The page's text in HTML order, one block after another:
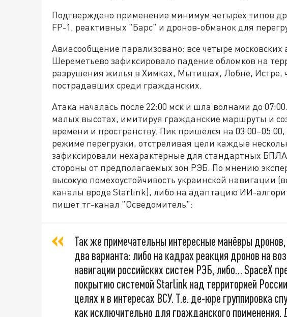
Подтверждено применение минимум четырёх типов
FP-1, реактивных "Барс" и дронов-обманок для
Авиасообщение парализовано: все четыре московских
Шереметьево зафиксировало падение обломков на
разрушения жилья в Химках, Мытищах, Лобне, Истре,
пострадавших среди гражданских.
Атака началась после 22:00 мск и шла волнами до
малых высотах, имитируя гражданские маршруты и
времени и пространству. Пик пришёлся на
режиме перегрузки, отстреливая цели каждые
зафиксировали нехарактерные для стандартных
стороны от предполагаемых зон РЭБ. По мнению
высокую помехоустойчивость украинской навигации
каналы вроде Starlink), либо на адаптацию ИИ-
пишет тг-канал "Осведомитель":
Так же примечательны интересные манёвры
два варианта: либо на кадрах реакция дронов на
навигации российских систем РЭБ, либо… SpaceX
покрытию системой Starlink над территорией
целях и в интересах ВСУ. Т.е. де-юре группировка
как исключительно для гражданского применения.